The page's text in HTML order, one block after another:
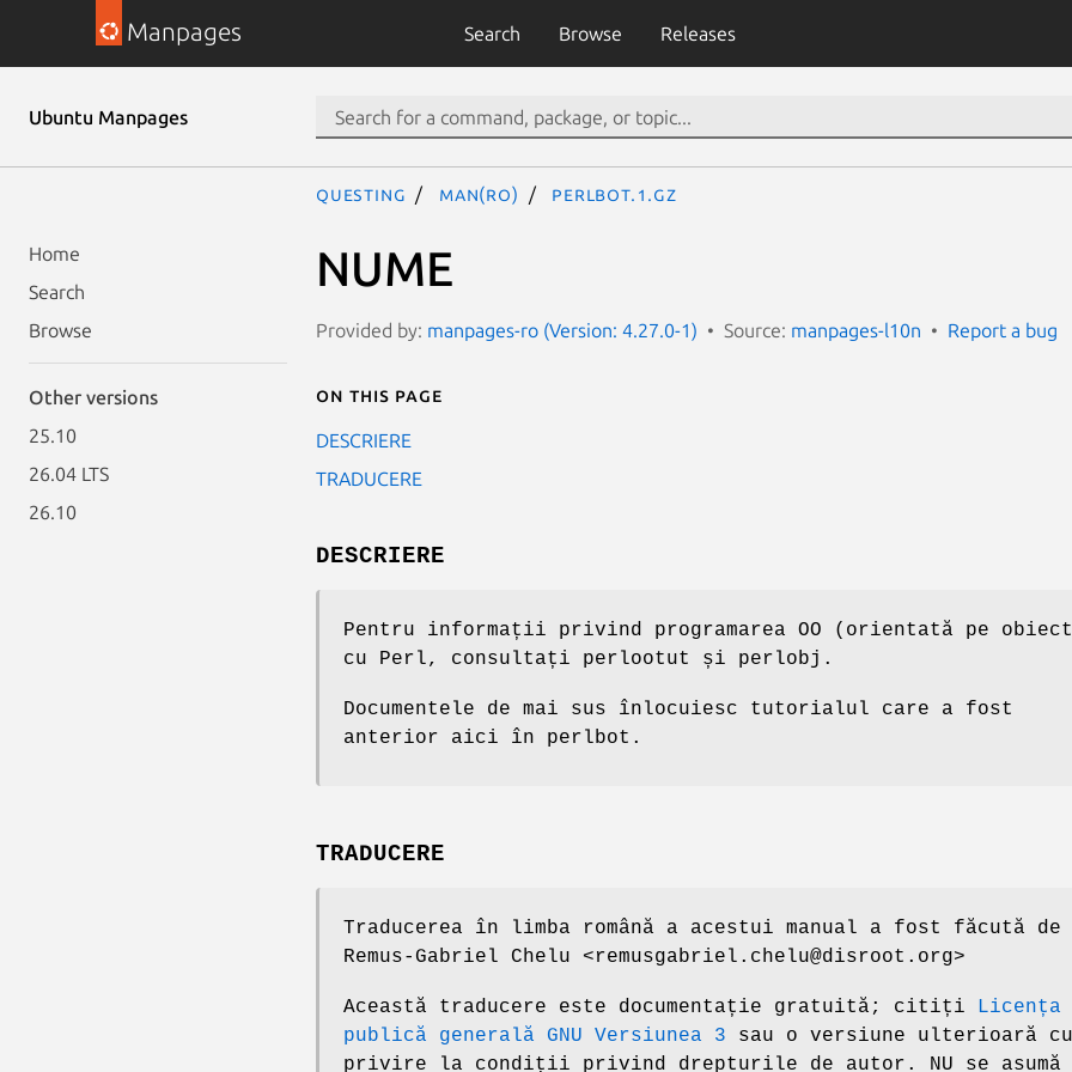
Manpages Search Browse Releases
Ubuntu Manpages
Home
Search
Browse
Other versions
25.10
26.04 LTS
26.10
questing man(ro) perlbot.1.gz
NUME
Provided by: manpages-ro (Version: 4.27.0-1) Source: manpages-l10n Report a bug
On this page
DESCRIERE
TRADUCERE
DESCRIERE
Pentru informații privind programarea OO (orientată pe
cu Perl, consultați perlootut și perlobj.
Documentele de mai sus înlocuiesc tutorialul care a fost
anterior aici în perlbot.
TRADUCERE
Traducerea în limba română a acestui manual a fost făcută de
Remus-Gabriel Chelu <remusgabriel.chelu@disroot.org>
Această traducere este documentație gratuită; citiți
Licența
publică generală GNU Versiunea 3 sau o versiune ulterioară cu
privire la condiții privind drepturile de autor. NU se asumă